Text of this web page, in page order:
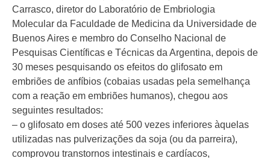
Carrasco, diretor do Laboratório de Embriologia
Molecular da Faculdade de Medicina da Universidade de
Buenos Aires e membro do Conselho Nacional de
Pesquisas Científicas e Técnicas da Argentina, depois de
30 meses pesquisando os efeitos do glifosato em
embriões de anfíbios (cobaias usadas pela semelhança
com a reação em embriões humanos), chegou aos
seguintes resultados:
– o glifosato em doses até 500 vezes inferiores àquelas
utilizadas nas pulverizações da soja (ou da parreira),
comprovou transtornos intestinais e cardíacos,